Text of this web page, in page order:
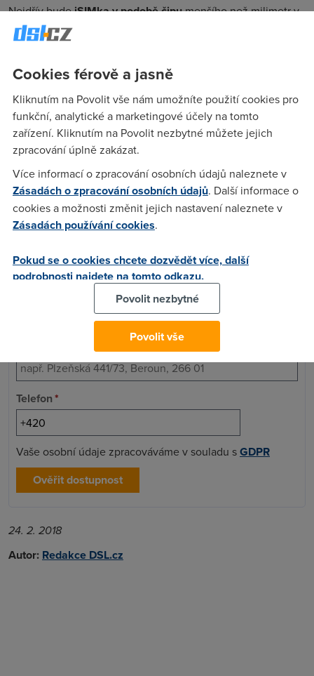
Nejdřív budeiSIMka v podobě čipumenšího než milimetr v
zařízeních pro provoz internetu věcí (IoT). Takže v různých
senzorech a čidlech. O rozšíření do telefonů ze strany
přistoupí i operátoři.
Zdroj:svetandroida.cz
Raději byste rychlejší
internet?
Uvidíme, co se s tím dá dělat. Zadejte do našeho formnuláře
konkrétní adresu a zjistětě, jestli u vás neexistuje levnější a
Dostupnost služeb
Zadejte ulici, číslo popisné, obec a použijte našeptávač.
Telefon*
Vaše osobní údaje zpracováváme v souladu sGDPR
Ověřit dostupnost
24. 2. 2018
Autor: Redakce DSL.cz
Cookies férově a jasně
Kliknutím na Povolit vše nám umožníte použití cookies pro
funkční, analytické a marketingové účely na tomto
zařízení. Kliknutím na Povolit nezbytné můžete jejich
zpracování úplně zakázat.
Více informací o zpracování osobních údajů naleznete v
Zásadách o zpracování osobních údajů. Další informace o
cookies a možnosti změnit jejich nastavení naleznete v
Zásadách používání cookies.
Pokud se o cookies chcete dozvědět více, další
podrobnosti najdete na tomto odkazu.
Povolit nezbytné
Povolit vše